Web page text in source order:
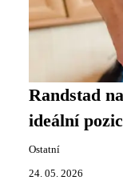
Randstad
ideální
Ostatní
24. 05. 2026